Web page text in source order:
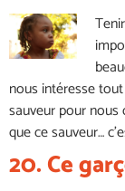
nous intéresse
sauveur pour nous
que ce sauveur…
20. Ce